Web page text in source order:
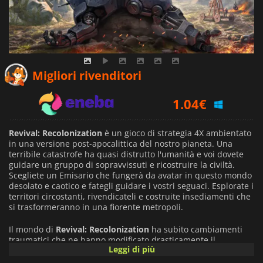
Migliori rivenditori
1.04€
1.89€
Revival: Recolonization è un gioco di strategia 4X ambientato
in una versione post-apocalittica del nostro pianeta. Una
terribile catastrofe ha quasi distrutto l'umanità e voi dovete
guidare un gruppo di sopravvissuti e ricostruire la civiltà.
Scegliete un Emisario che fungerà da avatar in questo mondo
desolato e caotico e fategli guidare i vostri seguaci. Esplorate i
territori circostanti, rivendicateli e costruite insediamenti che
si trasformeranno in una fiorente metropoli.
Il mondo di Revival: Recolonization ha subito cambiamenti
traumatici che ne hanno modificato drasticamente il
paesaggio e il clima. Dovrete adattarvi a condizioni sempre
Leggi di più